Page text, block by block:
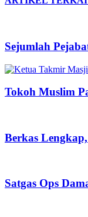
Sejumlah
Tokoh Muslim
Berkas
Satgas Ops